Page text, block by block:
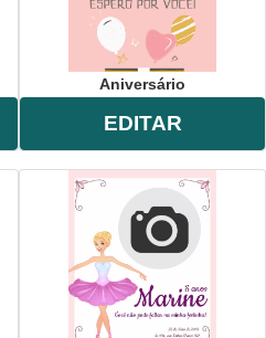
Aniversário
EDITAR